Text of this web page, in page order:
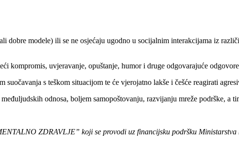
modele) ili se ne osjećaju ugodno u socijalnim interakcijama iz
kompromis, uvjeravanje, opuštanje, humor i druge odgovarajuće
s teškom situacijom te će vjerojatno lakše i češće reagirati
odnosa, boljem samopoštovanju, razvijanju mreže podrške, a
ZDRAVLJE” koji se provodi uz financijsku podršku